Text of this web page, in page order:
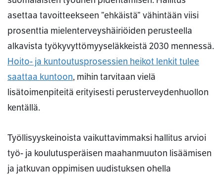
asettaa tavoitteekseen ”ehkäistä” vähintään viisi
prosenttia mielenterveyshäiriöiden perusteella
alkavista työkyvyttömyyseläkkeistä 2030 mennessä.
Hoito- ja kuntoutusprosessien heikot lenkit tulee
saattaa kuntoon, mihin tarvitaan vielä
lisätoimenpiteitä erityisesti perusterveydenhuollon
kentällä.
Työllisyyskeinoista vaikuttavimmaksi hallitus arvioi
työ- ja koulutusperäisen maahanmuuton lisäämisen
ja jatkuvan oppimisen uudistuksen ohella